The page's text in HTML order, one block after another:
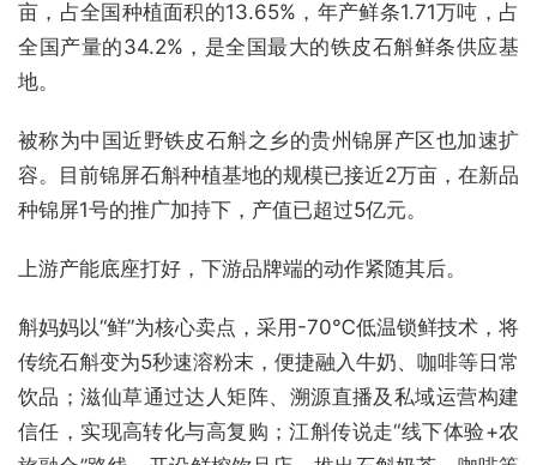
亩，占全国种植面积的13.65%，年产鲜条1.71万吨，占
全国产量的34.2%，是全国最大的铁皮石斛鲜条供应基
地。
被称为中国近野铁皮石斛之乡的贵州锦屏产区也加速扩
容。目前锦屏石斛种植基地的规模已接近2万亩，在新品
种锦屏1号的推广加持下，产值已超过5亿元。
上游产能底座打好，下游品牌端的动作紧随其后。
斛妈妈以“鲜”为核心卖点，采用-70℃低温锁鲜技术，将
传统石斛变为5秒速溶粉末，便捷融入牛奶、咖啡等日常
饮品；滋仙草通过达人矩阵、溯源直播及私域运营构建
信任，实现高转化与高复购；江斛传说走“线下体验+农